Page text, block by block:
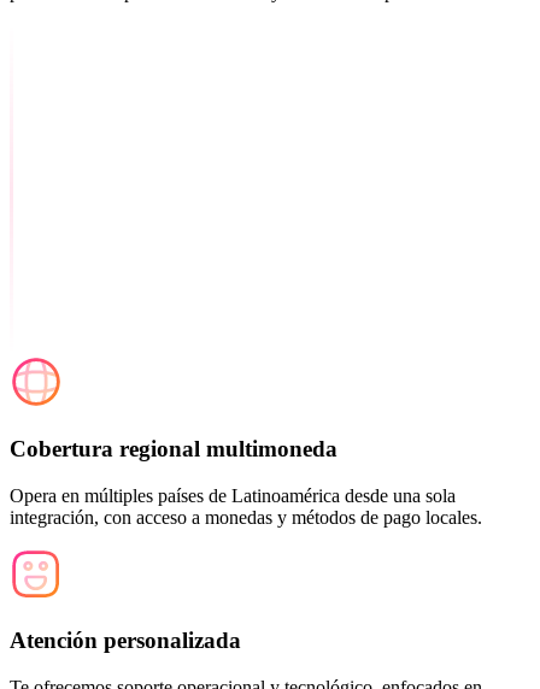
Cobertura regional multimoneda
Opera en múltiples países de Latinoamérica desde una sola
integración, con acceso a monedas y métodos de pago locales.
Atención personalizada